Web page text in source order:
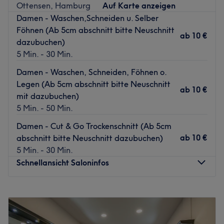
Nächste öffentliche Verkehrsmittel:
Die Haltestelle Elstorf Kirche ist nur wenige Gehminuten
entfernt.
Das Team:
Es ist ei
Was uns an dem Salon gefällt:
Atmosphäre: Modern, hell, freundlich.
Expertise: Colorationen & Haarschnitte.
Extras: Kostenlose Parkplätze.
Zurück zur Salonansicht
Ottensen, Hamburg
Auf Karte anzeigen
Damen - Waschen,Schneiden u. Selber
Föhnen (Ab 5cm abschnitt bitte Neuschnitt
dazubuchen)
5 Min. - 30 Min.
ab 10 €
Damen - Waschen, Schneiden, Föhnen o.
Legen (Ab 5cm abschnitt bitte Neuschnitt
mit dazubuchen)
5 Min. - 50 Min.
ab 10 €
Damen - Cut & Go Trockenschnitt (Ab 5cm
abschnitt bitte Neuschnitt dazubuchen)
5 Min. - 30 Min.
ab 10 €
Schnellansicht Saloninfos
Mittwoch